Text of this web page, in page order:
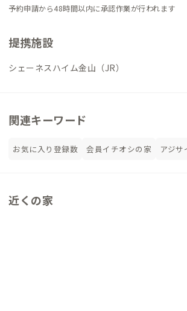
予約申請から48時間以内に承認作業が行われます
提携施設
シェーネスハイム金山（JR）
関連キーワード
お気に入り登録数 会員イチオシの家 アジサ
近くの家